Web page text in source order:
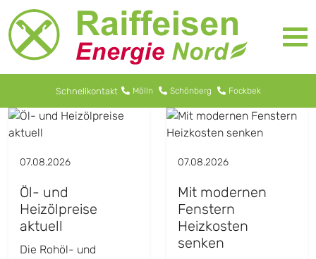
Schnellkontakt Mölln Schönberg Fockbek
07.08.2026
Öl- und
Heizölpreise
aktuell
Die Rohöl- und
07.08.2026
Mit modernen
Fenstern
Heizkosten
senken